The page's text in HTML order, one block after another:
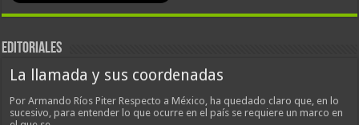
EDITORIALES
La llamada y sus coordenadas
Por Armando Ríos Piter Respecto a México, ha quedado claro que, en lo
sucesivo, para entender lo que ocurre en el país se requiere un marco en